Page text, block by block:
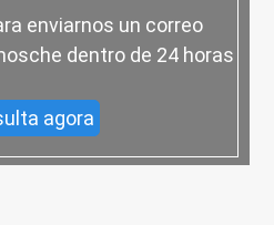
enviarnos un correo
dentro de 24 horas
agora